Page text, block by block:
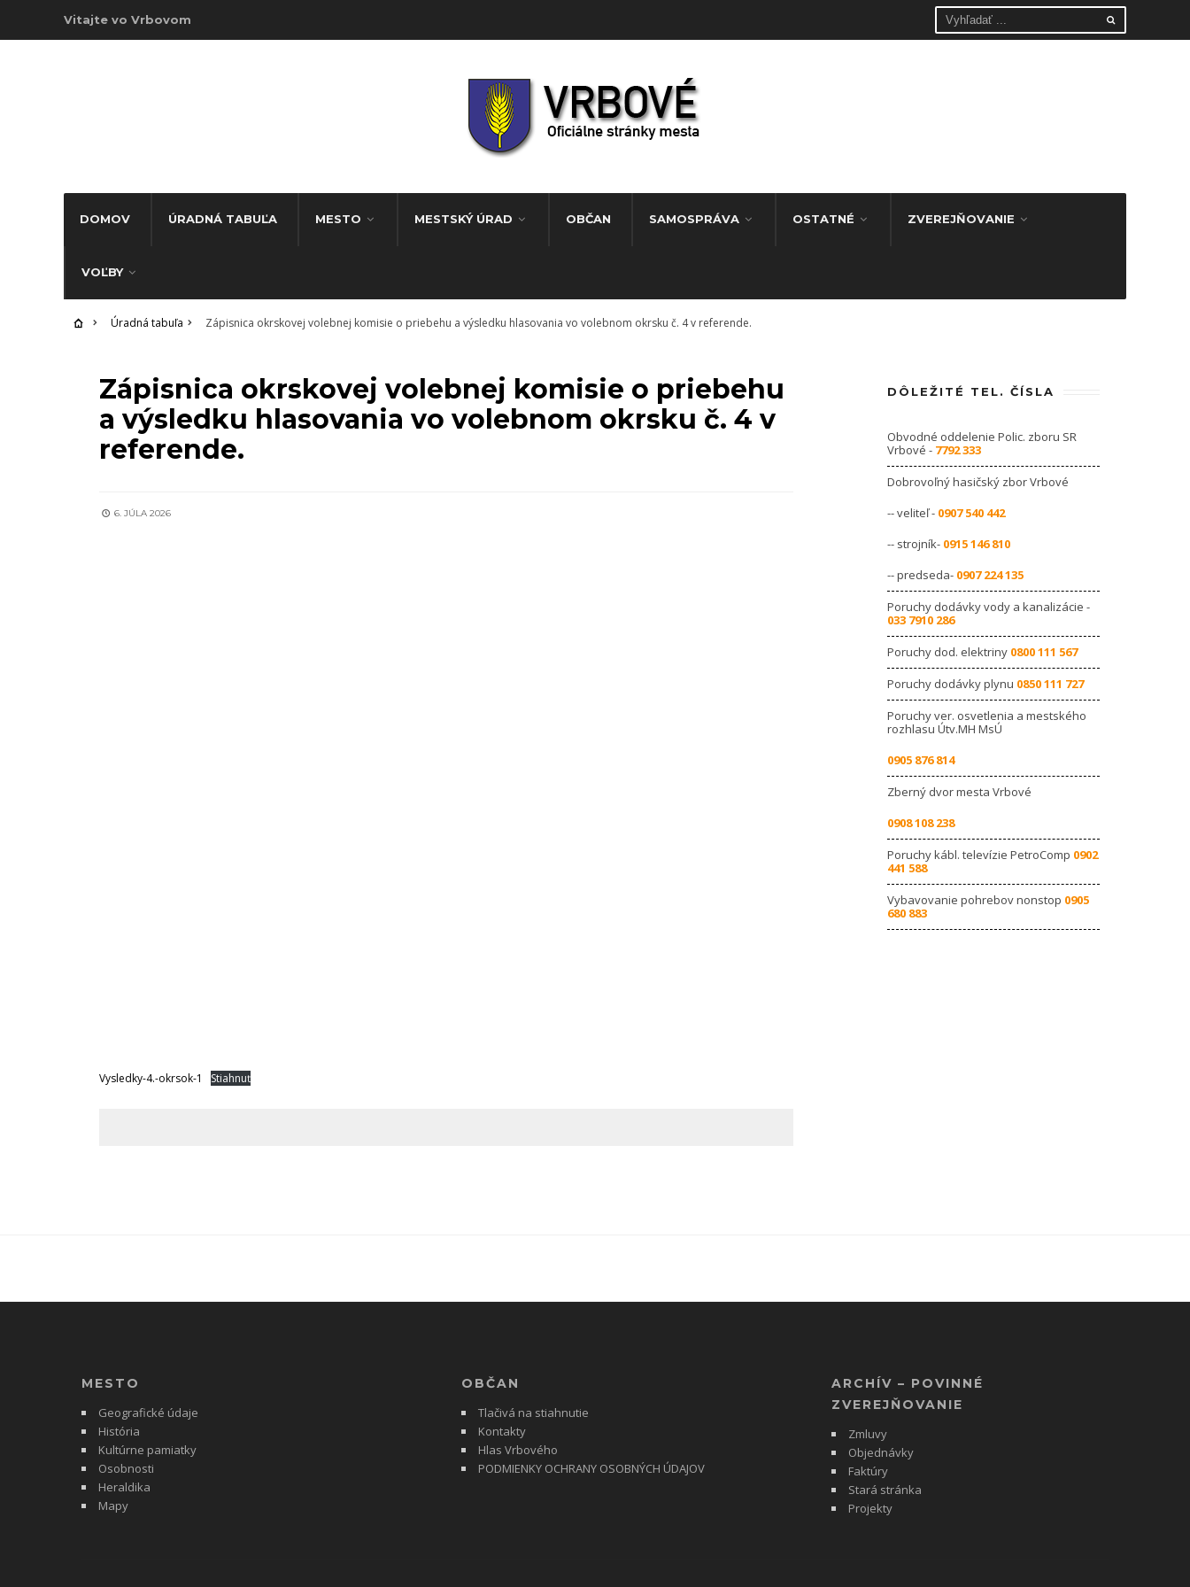
Vitajte vo Vrbovom
DOMOV ÚRADNÁ TABUĽA MESTO MESTSKÝ ÚRAD OBČAN SAMOSPRÁVA OSTATNÉ ZVEREJŇOVANIE
VOĽBY
Úradná tabuľa Zápisnica okrskovej volebnej komisie o priebehu a výsledku hlasovania vo volebnom okrsku č. 4 v referende.
ÚRADNÁ TABUĽA
Zápisnica okrskovej volebnej komisie o priebehu
a výsledku hlasovania vo volebnom okrsku č. 4 v
referende.
6. JÚLA 2026
Vysledky-4.-okrsok-1 Stiahnuť
DÔLEŽITÉ TEL. ČÍSLA
Obvodné oddelenie Polic. zboru SR
Vrbové - 7792 333
Dobrovoľný hasičský zbor Vrbové
-- veliteľ - 0907 540 442
-- strojník- 0915 146 810
-- predseda- 0907 224 135
Poruchy dodávky vody a kanalizácie -
033 7910 286
Poruchy dod. elektriny 0800 111 567
Poruchy dodávky plynu 0850 111 727
Poruchy ver. osvetlenia a mestského
rozhlasu Útv.MH MsÚ
0905 876 814
Zberný dvor mesta Vrbové
0908 108 238
Poruchy kábl. televízie PetroComp 0902
441 588
Vybavovanie pohrebov nonstop 0905
680 883
MESTO
Geografické údaje
História
Kultúrne pamiatky
Osobnosti
Heraldika
Mapy
OBČAN
Tlačivá na stiahnutie
Kontakty
Hlas Vrbového
PODMIENKY OCHRANY OSOBNÝCH ÚDAJOV
ARCHÍV – POVINNÉ
ZVEREJŇOVANIE
Zmluvy
Objednávky
Faktúry
Stará stránka
Projekty